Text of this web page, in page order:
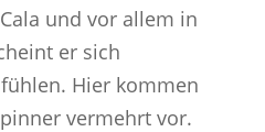
und vor allem in
er sich
Hier kommen
vermehrt vor.